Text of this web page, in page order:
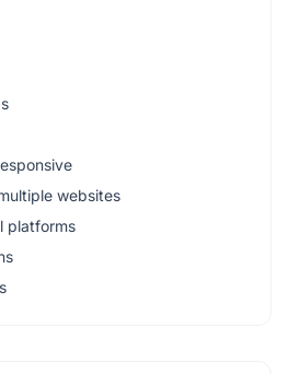
websites
platforms